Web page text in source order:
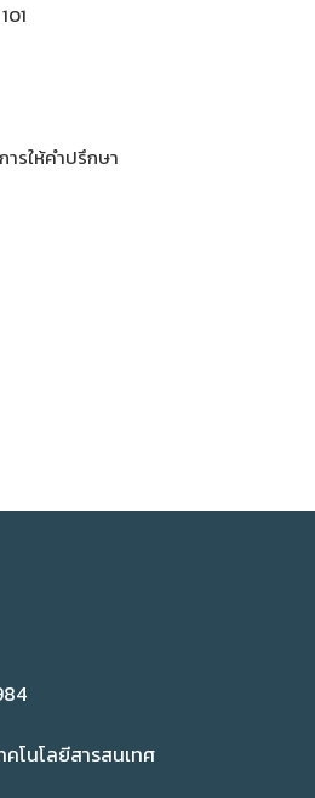
ารให้คำปรึกษา
คโนโลยีสารสนเทศ